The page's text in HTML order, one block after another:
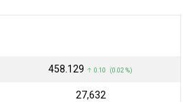
₹458.129 ↑ 0.10 (0.02 %)
₹27,632